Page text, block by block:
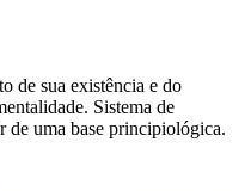
de sua existência e do
Sistema de
de uma base principiológica.